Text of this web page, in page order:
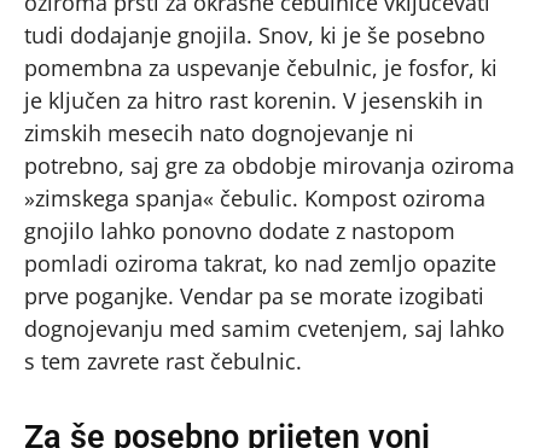
tudi dodajanje gnojila. Snov, ki je še posebno
pomembna za uspevanje čebulnic, je fosfor, ki
je ključen za hitro rast korenin. V jesenskih in
zimskih mesecih nato dognojevanje ni
potrebno, saj gre za obdobje mirovanja oziroma
»zimskega spanja« čebulic. Kompost oziroma
gnojilo lahko ponovno dodate z nastopom
pomladi oziroma takrat, ko nad zemljo opazite
prve poganjke. Vendar pa se morate izogibati
dognojevanju med samim cvetenjem, saj lahko
s tem zavrete rast čebulnic.
Za še posebno prijeten vonj